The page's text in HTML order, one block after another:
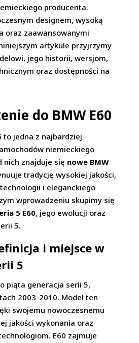
producenta.
designem, wysoką
oraz zaawansowanymi
artykule przyjrzymy
jego historii, wersjom,
oraz dostępności na
do BMW E60
to jedna z najbardziej
niemieckiego
nich znajduje się nowe BMW
tradycję wysokiej jakości,
i eleganckiego
wprowadzeniu skupimy się
5 E60, jego ewolucji oraz
5.
i miejsce w
5
piąta generacja serii 5,
2003-2010. Model ten
swojemu nowoczesnemu
jakości wykonania oraz
E60 zajmuje